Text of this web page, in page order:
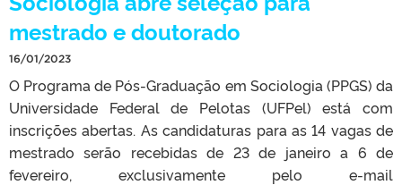
mestrado e doutorado
16/01/2023
O Programa de Pós-Graduação em Sociologia (PPGS) da
Universidade Federal de Pelotas (UFPel) está com
inscrições abertas. As candidaturas para as 14 vagas de
mestrado serão recebidas de 23 de janeiro a 6 de
fevereiro, exclusivamente pelo e-mail